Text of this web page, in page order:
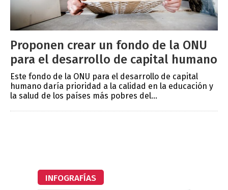
Proponen crear un fondo de la ONU
para el desarrollo de capital humano
Este fondo de la ONU para el desarrollo de capital
humano daría prioridad a la calidad en la educación y
la salud de los países más pobres del...
INFOGRAFÍAS